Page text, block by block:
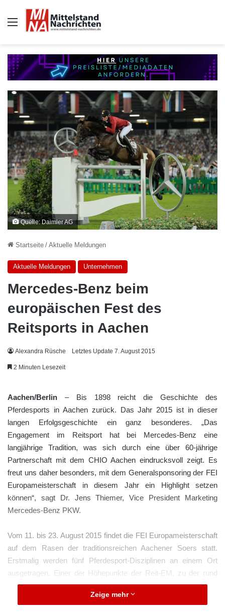
Auswahl
Quelle: Daimler AG
Startseite / Aktuelle Meldungen
Aktuelle Meldungen Unternehmen
Mercedes-Benz beim
europäischen Fest des
Reitsports in Aachen
Alexandra Rüsche Letztes Update 7. August 2015
2 Minuten Lesezeit
Aachen/Berlin – Bis 1898 reicht die Geschichte des
Pferdesports in Aachen zurück. Das Jahr 2015 ist in dieser
langen Erfolgsgeschichte ein ganz besonderes. „Das
Engagement im Reitsport hat bei Mercedes-Benz eine
langjährige Tradition, was sich durch eine über 60-jährige
Partnerschaft mit dem CHIO Aachen eindrucksvoll zeigt. Es
freut uns daher besonders, mit dem Generalsponsoring der FEI
Europameisterschaft in diesem Jahr ein Highlight setzen
können“, sagt Dr. Jens Thiemer, Vice President Marketing
Mercedes-Benz PKW.
Vom 11. bis 23. August 2015 findet die FEI Europameisterschaft
auf dem Rasen der traditionsreichen Aachener Soers statt.
Erstmalig werden fünf Pferdesport-Disziplinen an einem Ort
ausgetragen. Einer der Höhepunkte der Reit-EM, zu der rund
450.000 Besucher erwartet werden, ist das
Mannschaftsspringen, der Mercedes-Benz Preis, der am 20.
Zeige mehr